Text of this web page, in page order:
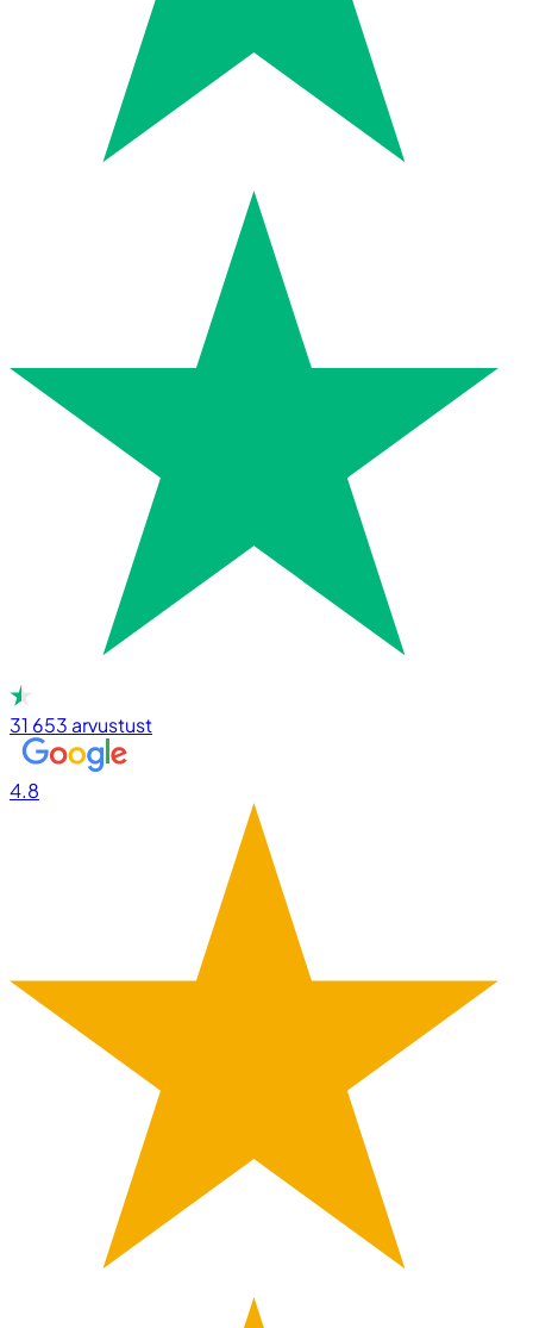
31 653 arvustust
4.8